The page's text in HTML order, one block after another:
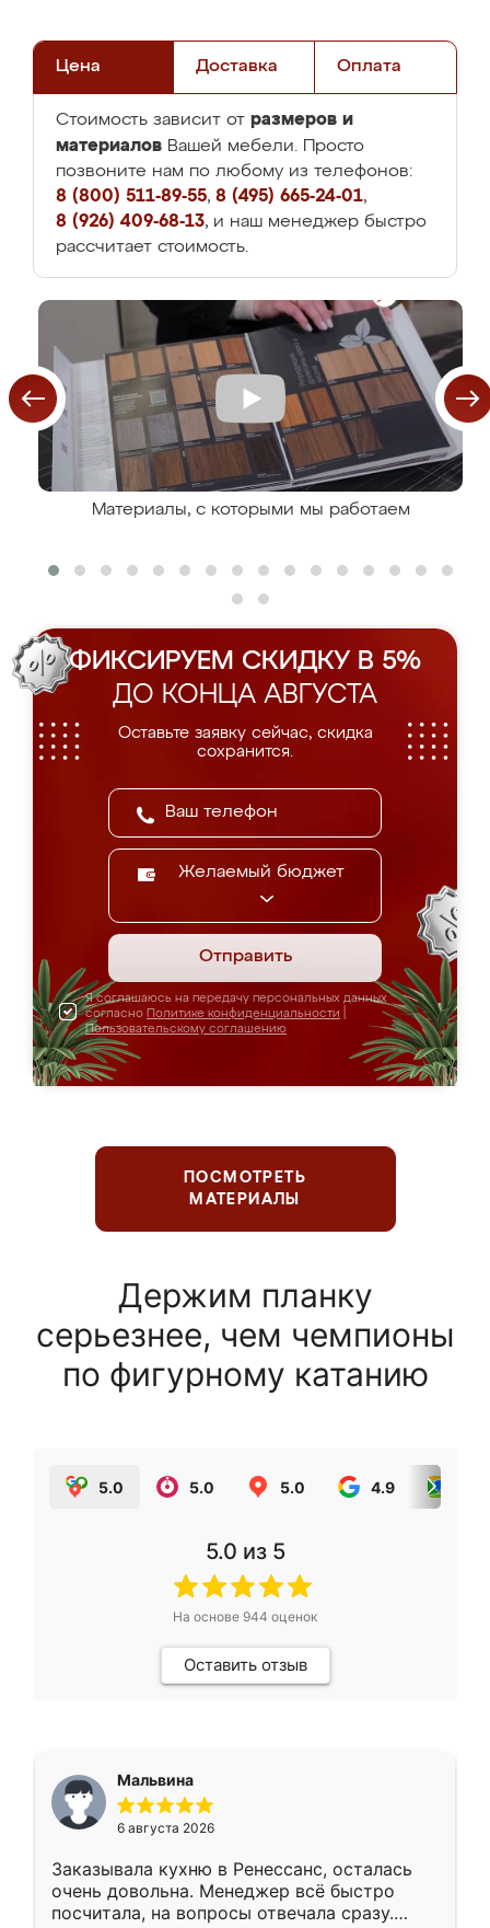
Цена Доставка Оплата
Стоимость зависит от размеров и
материалов Вашей мебели. Просто
позвоните нам по любому из телефонов:
8 (800) 511-89-55, 8 (495) 665-24-01,
8 (926) 409-68-13, и наш менеджер быстро
рассчитает стоимость.
Материалы, с которыми мы работаем
ФИКСИРУЕМ СКИДКУ В 5%
ДО КОНЦА АВГУСТА
Оставьте заявку сейчас, скидка
сохранится.
Желаемый бюджет
Отправить
Я соглашаюсь на передачу персональных данных
согласно Политике конфиденциальности
Пользовательскому соглашению
ПОСМОТРЕТЬ
МАТЕРИАЛЫ
Держим планку
серьезнее, чем чемпионы
по фигурному катанию
5.0 5.0 5.0 4.9
5.0 из 5
На основе 944 оценок
Оставить отзыв
Мальвина
6 августа 2026
Заказывала кухню в Ренессанс, осталась
очень довольна. Менеджер всё быстро
посчитала, на вопросы отвечала сразу.